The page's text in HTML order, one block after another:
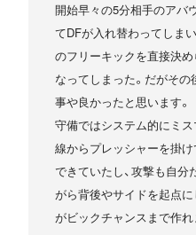
開始早々の5分相手のアバ
てDFが入れ替わってしま
のフリーキックを直接決
なってしまった。だがそ
事や良かったと思います。
守備ではシステム的にミ
線からプレッシャーを掛
できていたし、攻撃も自
がら背後やサイドを起点
がビックチャンスまで作れ